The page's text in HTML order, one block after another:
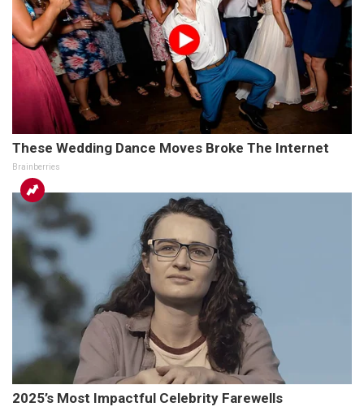
These Wedding Dance Moves Broke The Internet
Brainberries
2025’s Most Impactful Celebrity Farewells